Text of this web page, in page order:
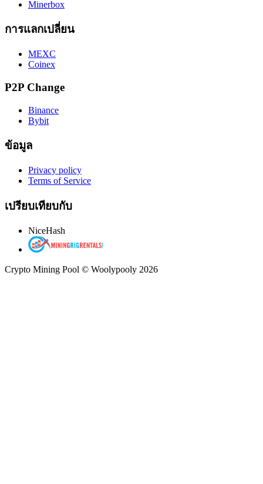
Minerbox
การแลกเปลี่ยน
MEXC
Coinex
P2P Change
Binance
Bybit
ข้อมูล
Privacy policy
Terms of Service
เปรียบเทียบกับ
NiceHash
Crypto Mining Pool © Woolypooly 2026